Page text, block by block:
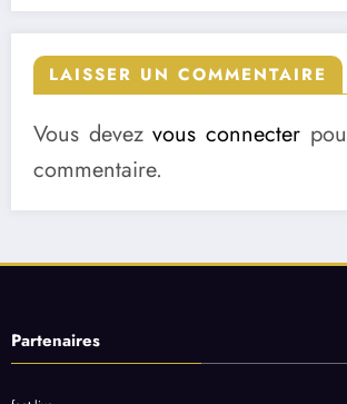
LAISSER UN COMMENTAIRE
Vous devezvous connecter
commentaire.
Partenaires